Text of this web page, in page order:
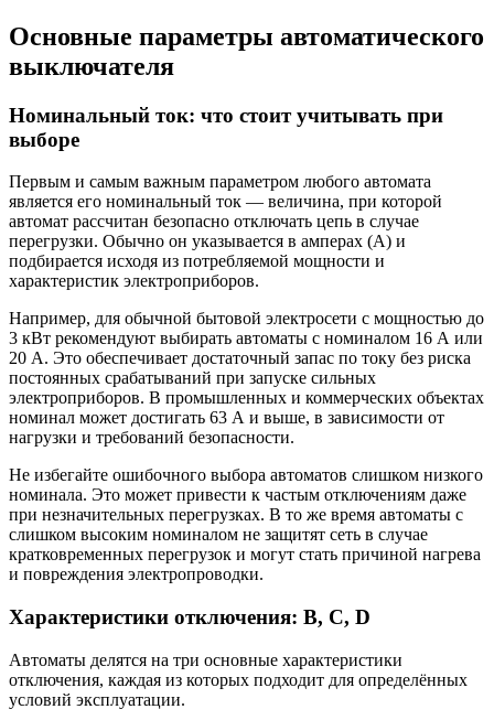
Основные параметры автоматического
выключателя
Номинальный ток: что стоит учитывать при
выборе
Первым и самым важным параметром любого автомата
является его номинальный ток — величина, при которой
автомат рассчитан безопасно отключать цепь в случае
перегрузки. Обычно он указывается в амперах (А) и
подбирается исходя из потребляемой мощности и
характеристик электроприборов.
Например, для обычной бытовой электросети с мощностью до
3 кВт рекомендуют выбирать автоматы с номиналом 16 А или
20 А. Это обеспечивает достаточный запас по току без риска
постоянных срабатываний при запуске сильных
электроприборов. В промышленных и коммерческих объектах
номинал может достигать 63 А и выше, в зависимости от
нагрузки и требований безопасности.
Не избегайте ошибочного выбора автоматов слишком низкого
номинала. Это может привести к частым отключениям даже
при незначительных перегрузках. В то же время автоматы с
слишком высоким номиналом не защитят сеть в случае
кратковременных перегрузок и могут стать причиной нагрева
и повреждения электропроводки.
Характеристики отключения: B, C, D
Автоматы делятся на три основные характеристики
отключения, каждая из которых подходит для определённых
условий эксплуатации.